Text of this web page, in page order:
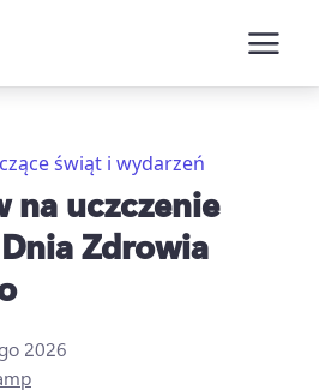
świąt i wydarzeń
na uczczenie
Zdrowia
2026